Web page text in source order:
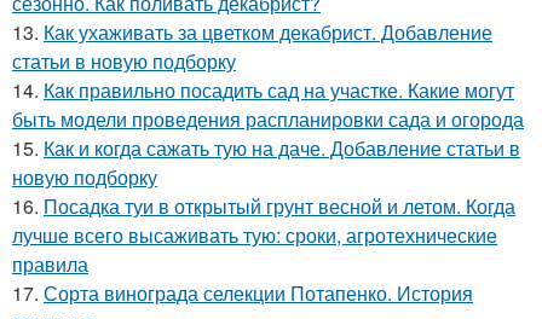
13. Как ухаживать за цветком декабрист. Добавление
статьи в новую подборку
14. Как правильно посадить сад на участке. Какие могут
быть модели проведения распланировки сада и огорода
15. Как и когда сажать тую на даче. Добавление статьи в
новую подборку
16. Посадка туи в открытый грунт весной и летом. Когда
лучше всего высаживать тую: сроки, агротехнические
правила
17. Сорта винограда селекции Потапенко. История